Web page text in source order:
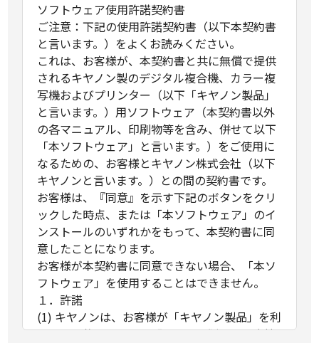
ソフトウェア使用許諾契約書
ご注意：下記の使用許諾契約書（以下本契約書
と言います。）をよくお読みください。
これは、お客様が、本契約書と共に無償で提供
されるキヤノン製のデジタル複合機、カラー複
写機およびプリンター（以下「キヤノン製品」
と言います。）用ソフトウェア（本契約書以外
の各マニュアル、印刷物等を含み、併せて以下
「本ソフトウェア」と言います。）をご使用に
なるための、お客様とキヤノン株式会社（以下
キヤノンと言います。）との間の契約書です。
お客様は、『同意』を示す下記のボタンをクリ
ックした時点、または「本ソフトウェア」のイ
ンストールのいずれかをもって、本契約書に同
意したことになります。
お客様が本契約書に同意できない場合、「本ソ
フトウェア」を使用することはできません。
１．許諾
(1) キヤノンは、お客様が「キヤノン製品」を利
用する目的のために、「キヤノン製品」に直接